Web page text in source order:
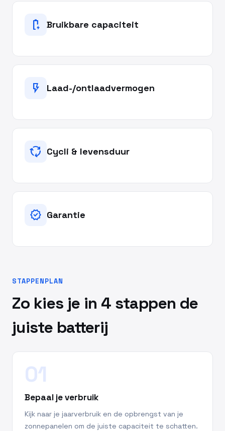
battery_charging_full Bruikbare capaciteit
flash_on Laad-/ontlaadvermogen
cycle Cycli & levensduur
verified Garantie
STAPPENPLAN
Zo kies je in 4 stappen de
juiste batterij
01
Bepaal je verbruik
Kijk naar je jaarverbruik en de opbrengst van je
zonnepanelen om de juiste capaciteit te schatten.